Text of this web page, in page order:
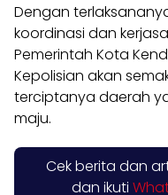
Dengan
koordinasi dan
Pemerintah Kota
Kepolisian akan
terciptanya daerah
maju.
Cek berita dan
dan ikuti